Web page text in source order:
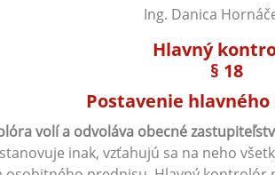
Ing. Danica
Hlavný
§ 18
Postavenie
volí a odvoláva obecné
inak, vzťahujú sa na neho